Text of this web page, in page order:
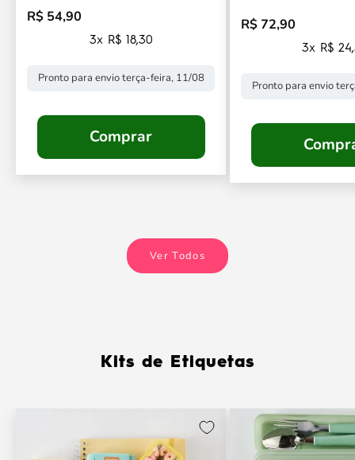
Preço promocional
R$ 54,90
3x R$ 18,30
Pronto para envio terça-feira, 11/08
Comprar
Preço promocional
R$ 72,90
3x R$
Pronto para envio
Ver Todos
Kits de Etiquetas